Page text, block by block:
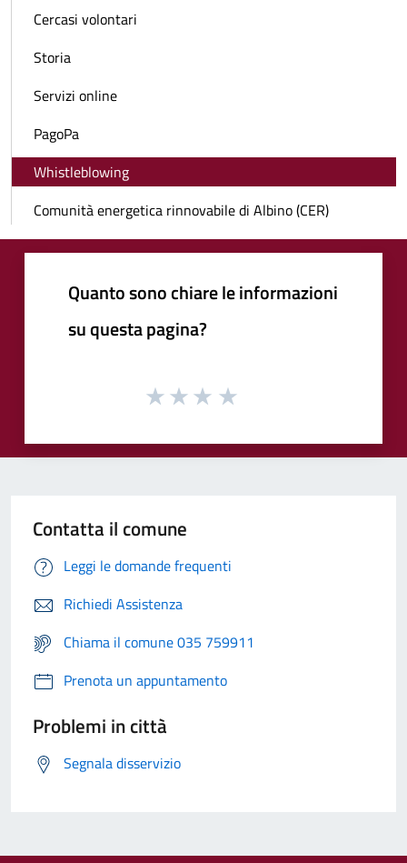
Cercasi volontari
Storia
Servizi online
PagoPa
Whistleblowing
Comunità energetica rinnovabile di Albino (CER)
Quanto sono chiare le informazioni
su questa pagina?
Contatta il comune
Leggi le domande frequenti
Richiedi Assistenza
Chiama il comune 035 759911
Prenota un appuntamento
Problemi in città
Segnala disservizio